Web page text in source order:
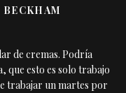
de cremas. Podría
que esto es solo trabajo
trabajar un martes por